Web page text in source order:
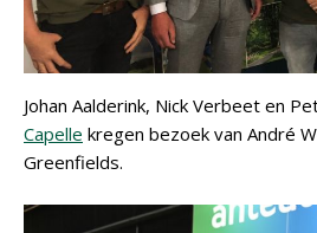
Johan Aalderink, Nick Verbeet en
Capelle kregen bezoek van André
Greenfields.